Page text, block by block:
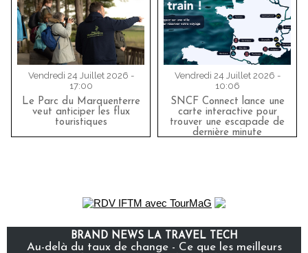
Vendredi 24 Juillet 2026 -
17:00
Le Parc du Marquenterre
veut anticiper les flux
touristiques
Vendredi 24 Juillet 2026 -
10:06
SNCF Connect lance une
carte interactive pour
trouver une escapade de
dernière minute
BRAND NEWS LA TRAVEL TECH
Au-delà du taux de change - Ce que les meilleurs